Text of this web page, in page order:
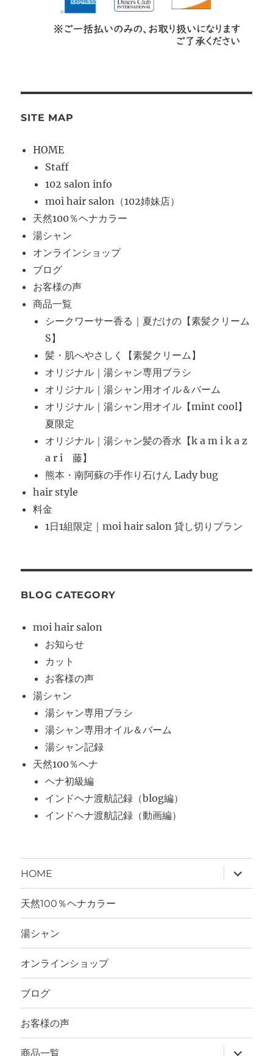
SITE MAP
HOME
Staff
102 salon info
moi hair salon（102姉妹店）
天然100％ヘナカラー
湯シャン
オンラインショップ
ブログ
お客様の声
商品一覧
シークワーサー香る｜夏だけの【素髪クリーム
S】
髪・肌へやさしく【素髪クリーム】
オリジナル｜湯シャン専用ブラシ
オリジナル｜湯シャン用オイル＆バーム
オリジナル｜湯シャン用オイル【mint cool】
夏限定
オリジナル｜湯シャン髪の香水【k a m i k a z
a r i 藤】
熊本・南阿蘇の手作り石けん Lady bug
hair style
料金
1日1組限定｜moi hair salon 貸し切りプラン
BLOG CATEGORY
moi hair salon
お知らせ
カット
お客様の声
湯シャン
湯シャン専用ブラシ
湯シャン専用オイル＆バーム
湯シャン記録
天然100％ヘナ
ヘナ初級編
インドヘナ渡航記録（blog編）
インドヘナ渡航記録（動画編）
HOME
ブ
メ
ー
開
天然100％ヘナカラー
湯シャン
オンラインショップ
ブログ
お客様の声
商品一覧